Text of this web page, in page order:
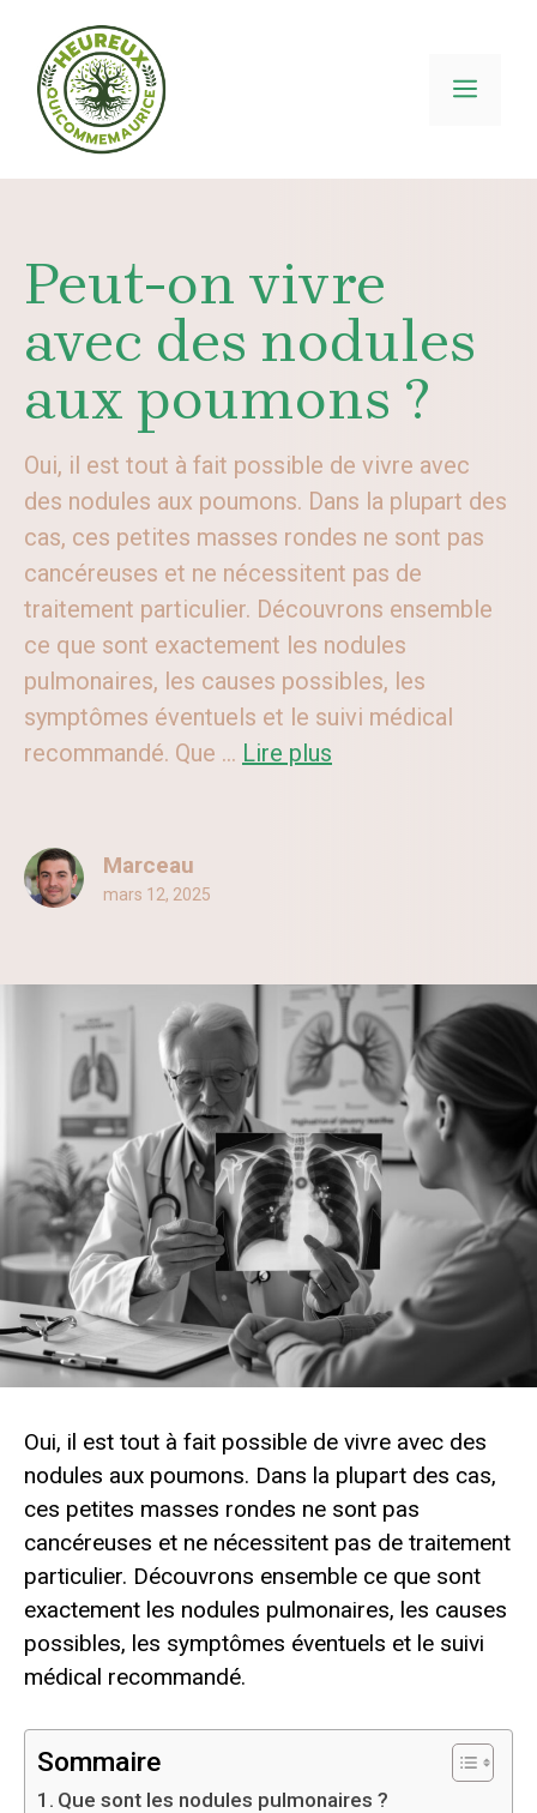
contenu
Peut-on vivre
avec des nodules
aux poumons ?
Oui, il est tout à fait possible de vivre avec
des nodules aux poumons. Dans la plupart des
cas, ces petites masses rondes ne sont pas
cancéreuses et ne nécessitent pas de
traitement particulier. Découvrons ensemble
ce que sont exactement les nodules
pulmonaires, les causes possibles, les
symptômes éventuels et le suivi médical
recommandé. Que ... Lire plus
Marceau
mars 12, 2025
Oui, il est tout à fait possible de vivre avec des
nodules aux poumons. Dans la plupart des cas,
ces petites masses rondes ne sont pas
cancéreuses et ne nécessitent pas de traitement
particulier. Découvrons ensemble ce que sont
exactement les nodules pulmonaires, les causes
possibles, les symptômes éventuels et le suivi
médical recommandé.
Sommaire
Que sont les nodules pulmonaires ?